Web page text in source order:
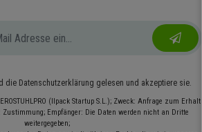
die Datenschutzerklärung gelesen und akzeptiere sie.
(Ilpack Startup S.L.); Zweck: Anfrage zum Erhalt
Empfänger: Die Daten werden nicht an Dritte
weitergegeben;